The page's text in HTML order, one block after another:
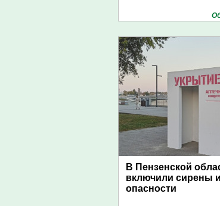
В Пензенской
включили сирены
опасности